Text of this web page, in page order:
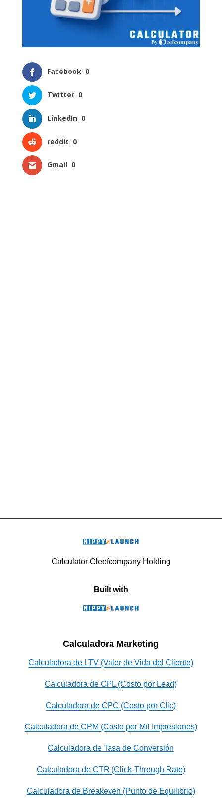
Facebook 0
Twitter 0
LinkedIn 0
reddit 0
Gmail 0
Calculator Cleefcompany Holding
Built with
Calculadora Marketing
Calculadora de LTV (Valor de Vida del Cliente)
Calculadora de CPL (Costo por Lead)
Calculadora de CPC (Costo por Clic)
Calculadora de CPM (Costo por Mil Impresiones)
Calculadora de Tasa de Conversión
Calculadora de CTR (Click-Through Rate)
Calculadora de Breakeven (Punto de Equilibrio)